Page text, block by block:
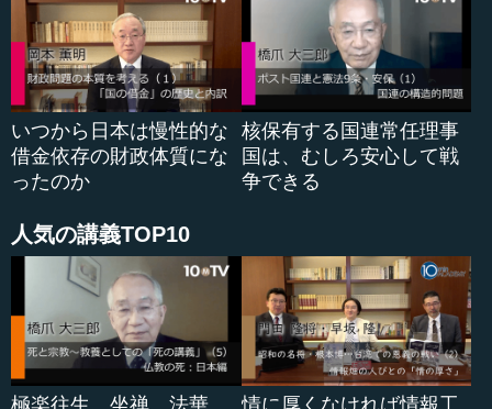
く、イラン国民として世界に発信したいという思惑が、彼
らを投票に走らせたということです。
●選挙を通じて世界に発信された二種類のメッセージ
そ...
いつから日本は慢性的な
借金依存の財政体質にな
ったのか
核保有する国連常任理事
国は、むしろ安心して戦
争できる
人気の講義TOP10
極楽往生、坐禅、法華
情に厚くなければ情報工